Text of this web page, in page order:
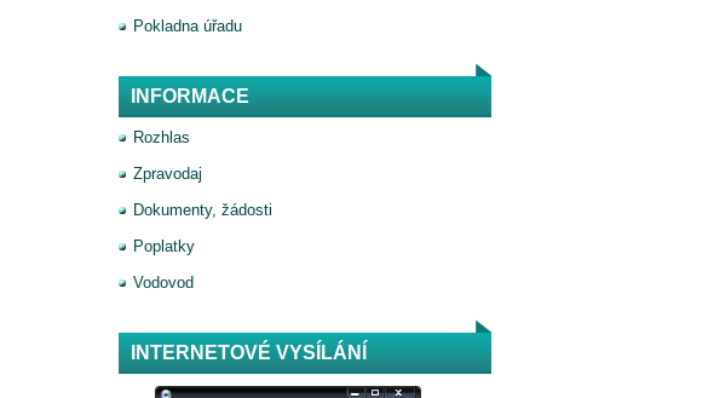
Pokladna úřadu
INFORMACE
Rozhlas
Zpravodaj
Dokumenty, žádosti
Poplatky
Vodovod
INTERNETOVÉ VYSÍLÁNÍ